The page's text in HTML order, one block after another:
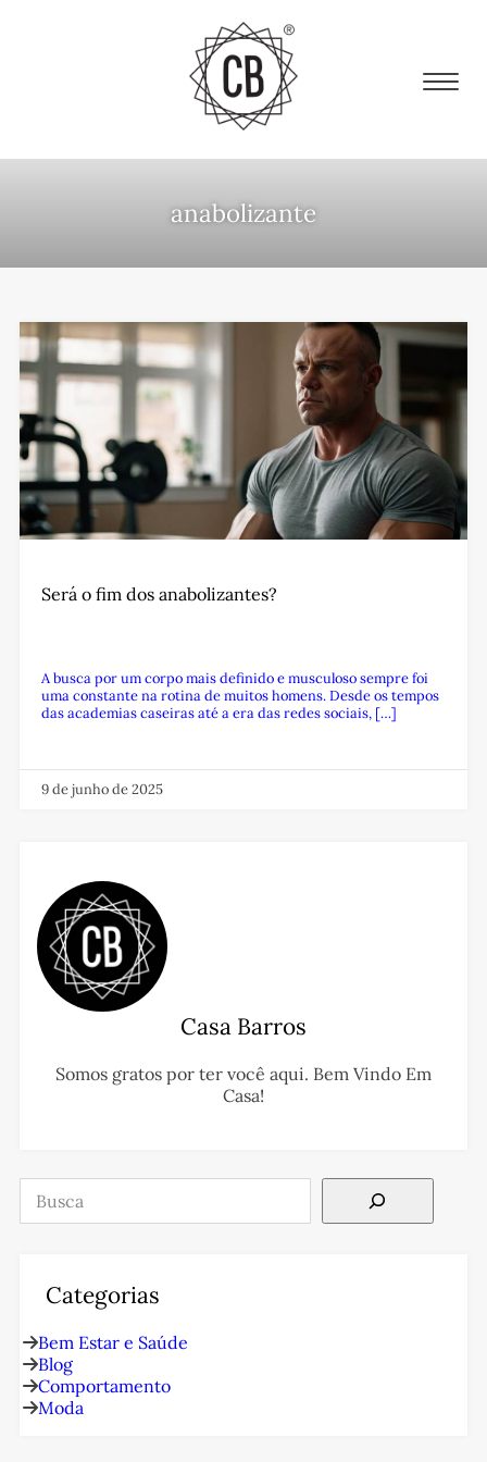
anabolizante
Será o fim dos anabolizantes?
A busca por um corpo mais definido e musculoso sempre foi
uma constante na rotina de muitos homens. Desde os tempos
das academias caseiras até a era das redes sociais, […]
9 de junho de 2025
Casa Barros
Somos gratos por ter você aqui. Bem Vindo Em
Casa!
Pesquisar
Categorias
Bem Estar e Saúde
Blog
Comportamento
Moda